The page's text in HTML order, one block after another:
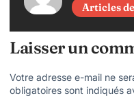
Articles
Laisser un
Votre adresse e-mail ne
obligatoires sont indiqués